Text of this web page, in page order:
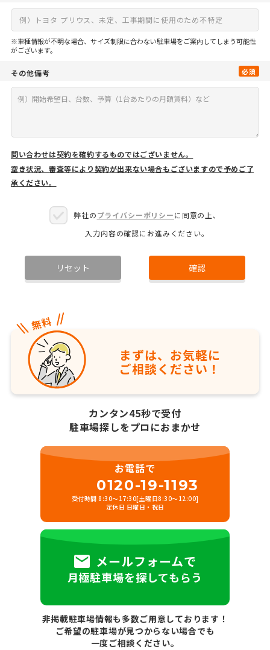
※車種情報が不明な場合、サイズ制限に合わない駐車場をご案内してしまう可能性
がございます。
その他備考 必須
問い合わせは契約を確約するものではございません。
空き状況、審査等により契約が出来ない場合もございますので予めご了
承ください。
弊社のプライバシーポリシーに同意の上、
入力内容の確認にお進みください。
リセット 確認
まずは、お気軽に
ご相談ください！
カンタン45秒で受付
駐車場探しをプロにおまかせ
お電話で
0120-19-1193
受付時間 8:30～17:30[土曜日8:30～12:00]
定休日 日曜日・祝日
メールフォームで
月極駐車場を探してもらう
非掲載駐車場情報も多数ご用意しております！
ご希望の駐車場が見つからない場合でも
一度ご相談ください。